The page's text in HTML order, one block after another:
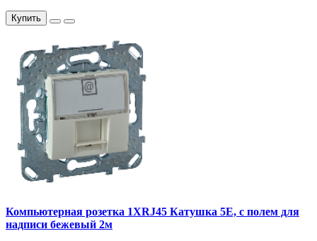
Купить
Компьютерная розетка 1ХRJ45 Катушка 5Е, с полем для
надписи бежевый 2м